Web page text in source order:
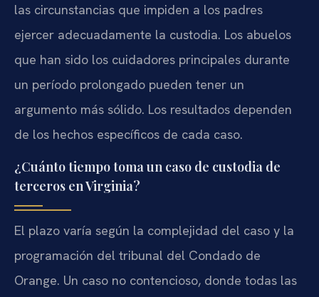
las circunstancias que impiden a los padres
ejercer adecuadamente la custodia. Los abuelos
que han sido los cuidadores principales durante
un período prolongado pueden tener un
argumento más sólido. Los resultados dependen
de los hechos específicos de cada caso.
¿Cuánto tiempo toma un caso de custodia de
terceros en Virginia?
El plazo varía según la complejidad del caso y la
programación del tribunal del Condado de
Orange. Un caso no contencioso, donde todas las